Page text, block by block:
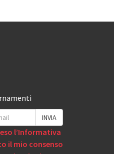
l’Informativa
il mio consenso